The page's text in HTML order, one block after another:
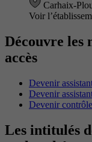
Carhaix-
Voir
Découvre les
accès
Devenir
Devenir
Devenir
Les intitulés